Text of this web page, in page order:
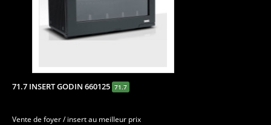
71.7 INSERT GODIN 660125 71.7
Vente de foyer / insert au meilleur prix